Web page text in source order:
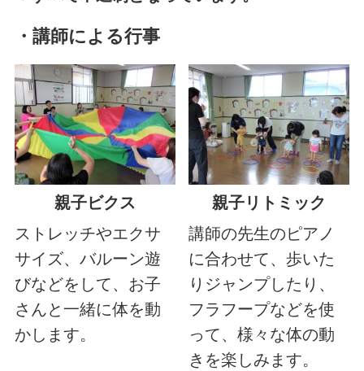
・講師による行事
親子ビクス
ストレッチやエクサ
サイズ、バルーン遊
びなどをして、お子
さんと一緒に体を動
かします。
親子リトミック
講師の先生のピアノ
に合わせて、歩いた
りジャンプしたり、
フラフープなどを使
って、様々な体の動
きを楽しみます。